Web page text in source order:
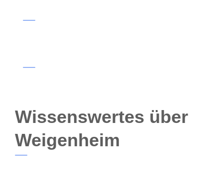
Wissenswertes über
Weigenheim